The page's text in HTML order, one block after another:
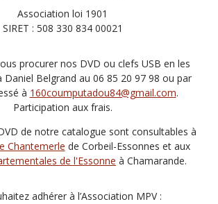
Association loi 1901
SIRET : 508 330 834 00021
procurer nos DVD ou clefs USB en les
Belgrand au 06 85 20 97 98 ou par
à 160coumputadou84@gmail.com.
Participation aux frais.
de notre catalogue sont consultables à
Chantemerle de Corbeil-Essonnes et aux
de l'Essonne à Chamarande.
adhérer à l’Association MPV :